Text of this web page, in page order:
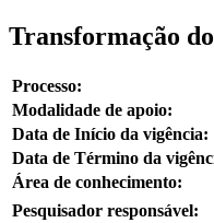
Transformação
Processo:
Modalidade de apoio:
Data de Início da vigência:
Data de Término da
Área de conhecimento:
Pesquisador responsável: